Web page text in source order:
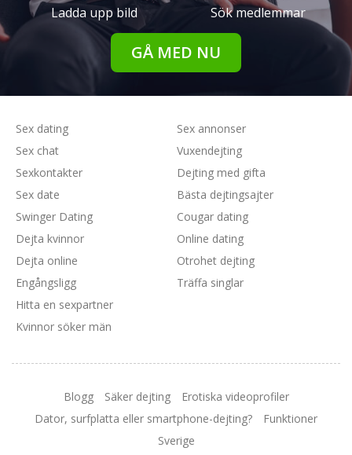
Ladda upp bild Sök medlemmar
GÅ MED NU
Sex dating
Sex chat
Sexkontakter
Sex date
Swinger Dating
Sex annonser
Vuxendejting
Dejting med gifta
Bästa dejtingsajter
Cougar dating
Dejta kvinnor
Dejta online
Engångsligg
Hitta en sexpartner
Kvinnor söker män
Online dating
Otrohet dejting
Träffa singlar
Blogg Säker dejting
Erotiska videoprofiler
Dator, surfplatta eller smartphone-dejting?
Funktioner
Sverige